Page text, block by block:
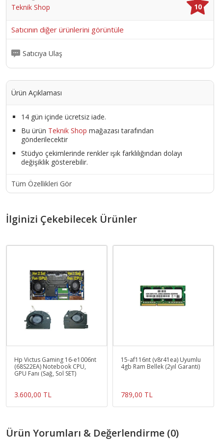
Teknik Shop
10
Satıcının diğer ürünlerini görüntüle
Satıcıya Ulaş
Ürün Açıklaması
14 gün içinde ücretsiz iade.
Bu ürün Teknik Shop mağazası tarafından
gönderilecektir
Stüdyo çekimlerinde renkler ışık farklılığından dolayı
değişiklik gösterebilir.
Tüm Özellikleri Gör
İlginizi Çekebilecek Ürünler
Hp Victus Gaming 16-e1006nt
(68S22EA) Notebook CPU,
GPU Fanı (Sağ, Sol SET)
3.600,00 TL
15-af116nt (v8r41ea) Uyumlu
4gb Ram Bellek (2yıl Garanti)
789,00 TL
Ürün Yorumları & Değerlendirme (0)